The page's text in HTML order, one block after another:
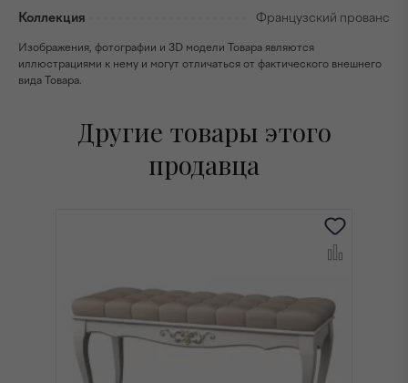
Коллекция Французский прованс
Изображения, фотографии и 3D модели Товара являются
иллюстрациями к нему и могут отличаться от фактического внешнего
вида Товара.
Другие товары этого
продавца